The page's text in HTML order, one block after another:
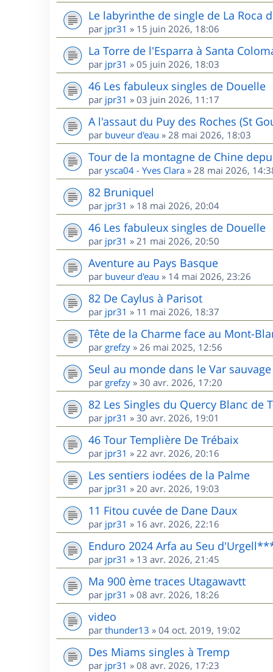
Le labyrinthe de single de La Roca
par jpr31 » 15 juin 2026, 18:06
La Torre de l'Esparra à Santa
par jpr31 » 05 juin 2026, 18:03
46 Les fabuleux singles de Douelle
par jpr31 » 03 juin 2026, 11:17
A l'assaut du Puy des Roches (St
par buveur d'eau » 28 mai 2026, 18:03
Tour de la montagne de Chine
par ysca04 - Yves Clara » 28 mai 2026,
82 Bruniquel
par jpr31 » 18 mai 2026, 20:04
46 Les fabuleux singles de Douelle
par jpr31 » 21 mai 2026, 20:50
Aventure au Pays Basque
par buveur d'eau » 14 mai 2026, 23:26
82 De Caylus à Parisot
par jpr31 » 11 mai 2026, 18:37
Tête de la Charme face au Mont-
par grefzy » 26 mai 2025, 12:56
Seul au monde dans le Var
par grefzy » 30 avr. 2026, 17:20
82 Les Singles du Quercy Blanc de
par jpr31 » 30 avr. 2026, 19:01
46 Tour Templière De Trébaix
par jpr31 » 22 avr. 2026, 20:16
Les sentiers iodées de la Palme
par jpr31 » 20 avr. 2026, 19:03
11 Fitou cuvée de Dane Daux
par jpr31 » 16 avr. 2026, 22:16
Enduro 2024 Arfa au Seu
par jpr31 » 13 avr. 2026, 21:45
Ma 900 ème traces Utagawavtt
par jpr31 » 08 avr. 2026, 18:26
video
par thunder13 » 04 oct. 2019, 19:02
Des Miams singles à Tremp
par jpr31 » 08 avr. 2026, 17:23